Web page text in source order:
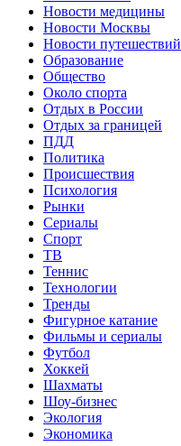
Новости медицины
Новости Москвы
Новости путешествий
Образование
Общество
Около спорта
Отдых в России
Отдых за границей
ПДД
Политика
Происшествия
Психология
Рынки
Сериалы
Спорт
ТВ
Теннис
Технологии
Тренды
Фигурное катание
Фильмы и сериалы
Футбол
Хоккей
Шахматы
Шоу-бизнес
Экология
Экономика